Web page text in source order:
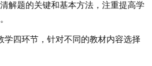
解题的关键和基本方法，注重提高学
学四环节，针对不同的教材内容选择